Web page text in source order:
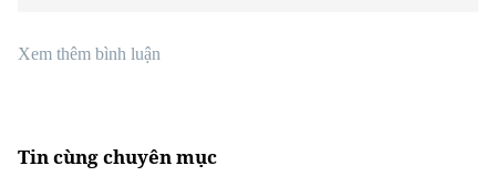
Xem thêm bình luận
Tin cùng chuyên mục